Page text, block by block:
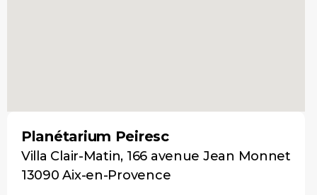
Planétarium Peiresc
Villa Clair-Matin, 166 avenue Jean Monnet
13090 Aix-en-Provence